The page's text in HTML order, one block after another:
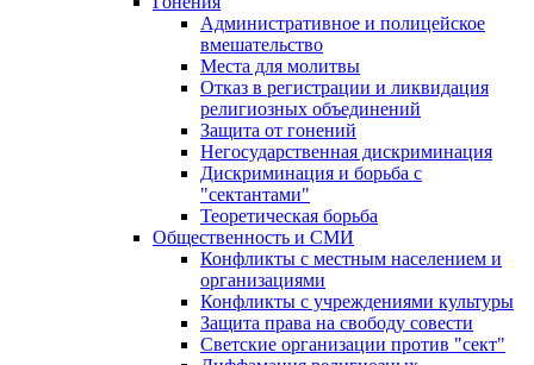
Административное и полицейское
вмешательство
Места для молитвы
Отказ в регистрации и ликвидация
религиозных объединений
Защита от гонений
Негосударственная дискриминация
Дискриминация и борьба с
"сектантами"
Теоретическая борьба
Общественность и СМИ
Конфликты с местным населением и
организациями
Конфликты с учреждениями культуры
Защита права на свободу совести
Светские организации против "сект"